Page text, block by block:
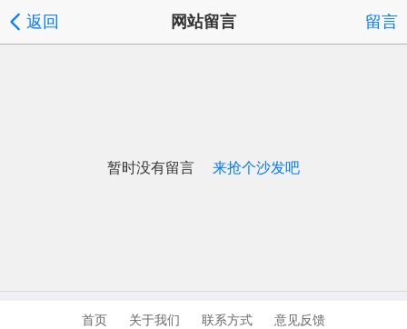
返回 网站留言 留言
暂时没有留言 来抢个沙发吧
首页 关于我们 联系方式 意见反馈